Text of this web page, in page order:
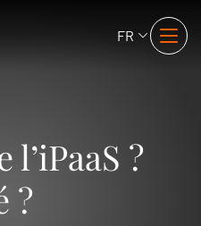
FR
l’iPaaS ?
?